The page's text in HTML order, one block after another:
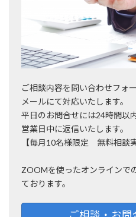
ご相談内容を問い合わせフォ
メールにて対応いたします。
平日のお問合せには24時間以
営業日中に返信いたします。
【毎月10名様限定 無料相談
ZOOMを使ったオンラインで
ております。